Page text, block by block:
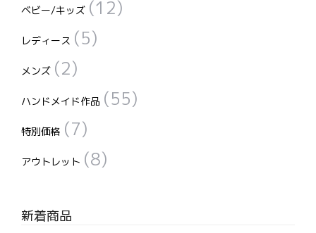
ベビー/キッズ (12)
レディース (5)
メンズ (2)
ハンドメイド作品 (55)
特別価格 (7)
アウトレット (8)
新着商品